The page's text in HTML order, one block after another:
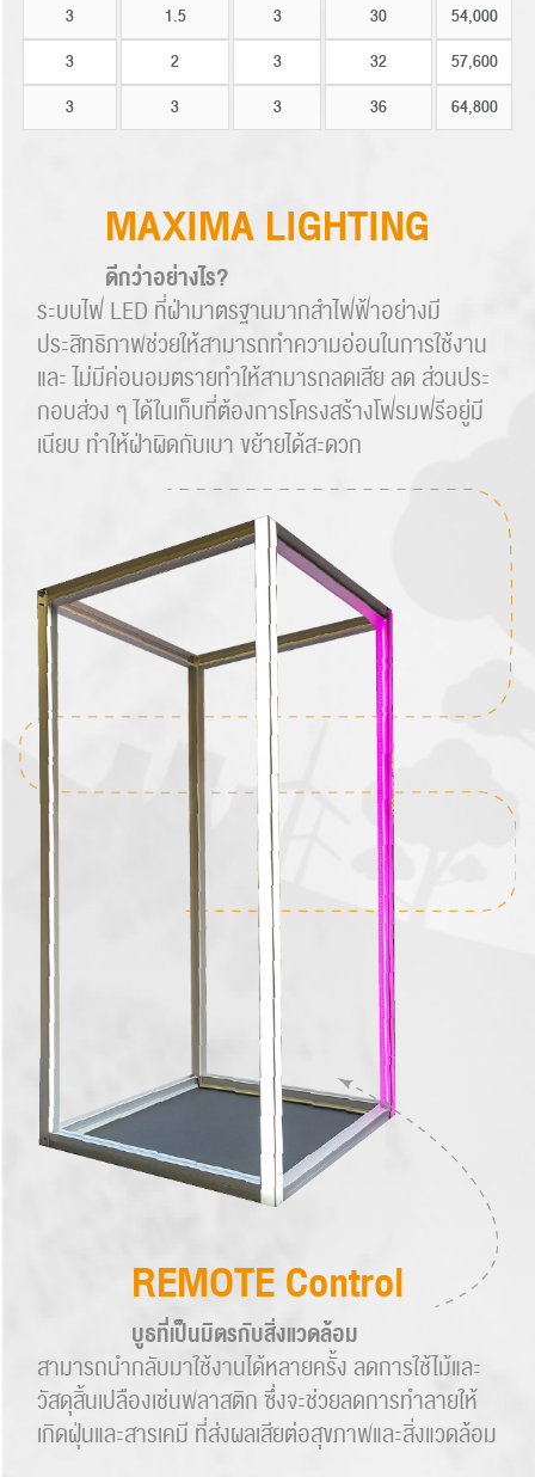
3
1.5 3 30
54,000
3
2 3 32
57,600
3
3 3 36 64,800
MAXIMA LIGHTING
ดีกว่าอย่างไร?
ระบบไฟ LED ที่ฝ่ามาตรฐานมากสำไฟฟ้าอย่างมี
ประสิทธิภาพช่วยให้สามารถทำความอ่อนในการใช้งาน
และ ไม่มีค่อนอมตรายทำให้สามารถลดเสีย ลด ส่วนประ
กอบส่วง ๆ ได้ในเก็บที่ต้องการโครงสร้างโฟรมฟรีอยู่มี
เนียบ ทำให้ฝ่าผิดกับเบา ขย้ายได้สะดวก
REMOTE Control
บูธที่เป็นมิตรกับสิ่งแวดล้อม
สามารถนำกลับมาใช้งานได้หลายครั้ง ลดการใช้ไม้และ
วัสดุสิ้นเปลืองเช่นพลาสติก ซึ่งจะช่วยลดการทำลายให้
เกิดฝุ่นและสารเคมี ที่ส่งผลเสียต่อสุขภาพและสิ่งแวดล้อม